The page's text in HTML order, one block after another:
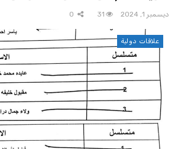
ديسمبر 1, 2024 31
علاقات دولية